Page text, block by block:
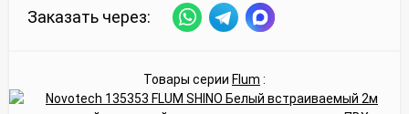
Заказать через:
Товары серии Flum :